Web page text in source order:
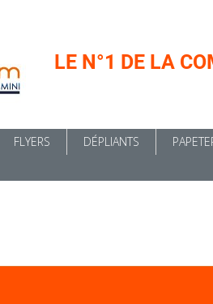
LE N°1 DE LA
FLYERS DÉPLIANTS